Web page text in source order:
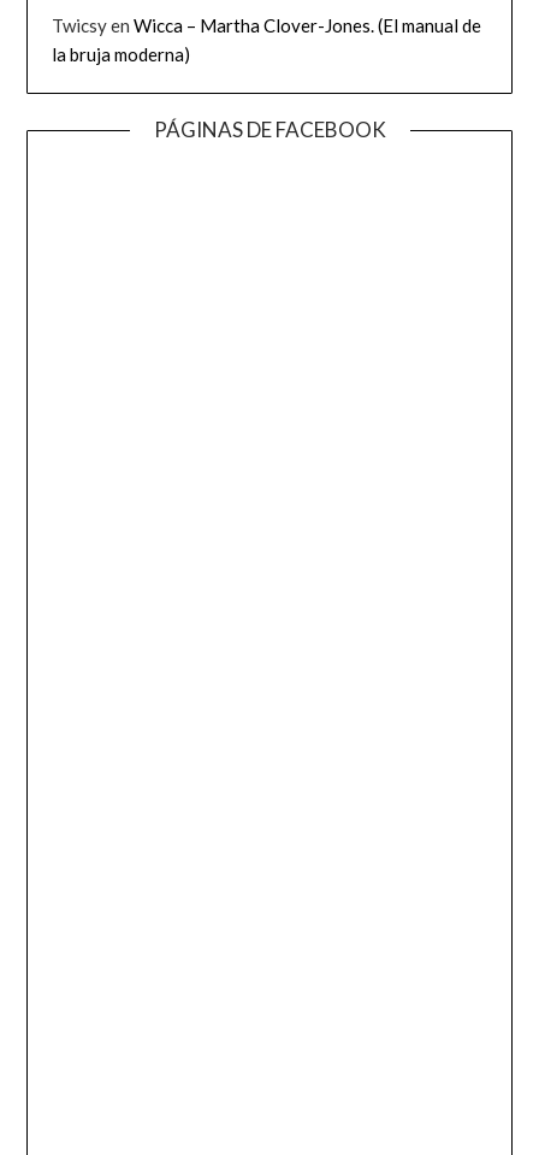
TwicsyenWicca – Martha Clover-Jones. (El manual de
la bruja moderna)
PÁGINAS DE FACEBOOK